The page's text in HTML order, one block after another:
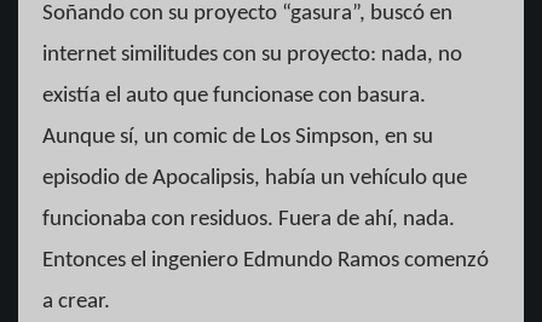
Soñando con su proyecto “gasura”, buscó en
internet similitudes con su proyecto: nada, no
existía el auto que funcionase con basura.
Aunque sí, un comic de Los Simpson, en su
episodio de Apocalipsis, había un vehículo que
funcionaba con residuos. Fuera de ahí, nada.
Entonces el ingeniero Edmundo Ramos comenzó
a crear.